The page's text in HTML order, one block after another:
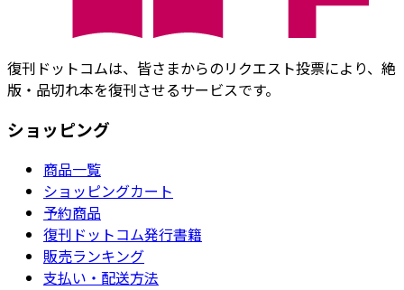
復刊ドットコムは、皆さまからのリクエスト投票により、絶
版・品切れ本を復刊させるサービスです。
ショッピング
商品一覧
ショッピングカート
予約商品
復刊ドットコム発行書籍
販売ランキング
支払い・配送方法